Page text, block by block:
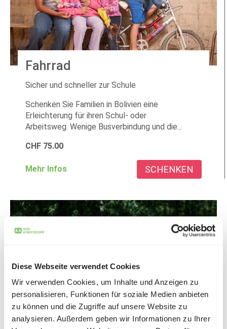
Diese Webseite verwendet Cookies
Wir verwenden Cookies, um Inhalte und Anzeigen zu
personalisieren, Funktionen für soziale Medien anbieten
zu können und die Zugriffe auf unsere Website zu
analysieren. Außerdem geben wir Informationen zu Ihrer
Fahrrad
Sicher und schneller zur Schule
Schenken Sie Familien in Bolivien eine
Erleichterung für ihren Schul- oder
Arbeitsweg. Wenige Busverbindung und die...
CHF 75.00
Mehr Infos SCHENKEN